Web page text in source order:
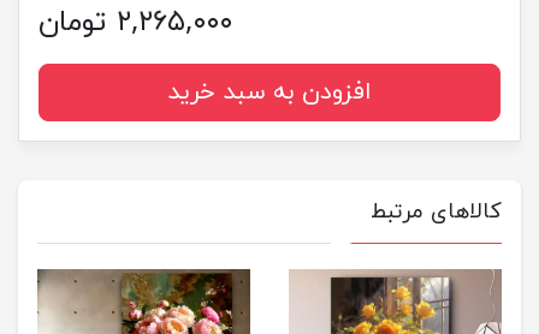
۲,۲۶۵,۰۰۰ تومان
افزودن به سبد خرید
کالاهای مرتبط